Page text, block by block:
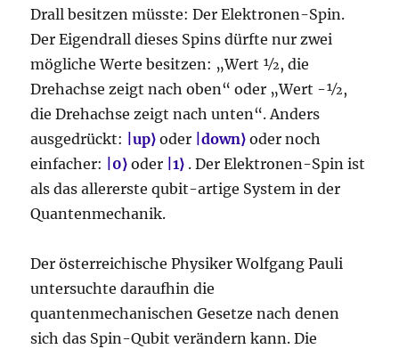
Drall besitzen müsste: Der Elektronen-Spin.
Der Eigendrall dieses Spins dürfte nur zwei
mögliche Werte besitzen: „Wert ½, die
Drehachse zeigt nach oben“ oder „Wert -½,
die Drehachse zeigt nach unten“. Anders
ausgedrückt:
|up⟩ oder |down⟩ oder noch
einfacher:
0⟩ oder |1⟩ . Der Elektronen-Spin ist
als das allererste qubit-artige System in der
Quantenmechanik.
Der österreichische Physiker Wolfgang Pauli
untersuchte daraufhin die
quantenmechanischen Gesetze nach denen
sich das Spin-Qubit verändern kann. Die